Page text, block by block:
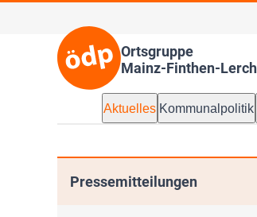
Ortsgruppe
Mainz-Finthen-
Aktuelles Kommunalpolitik
Pressemitteilungen